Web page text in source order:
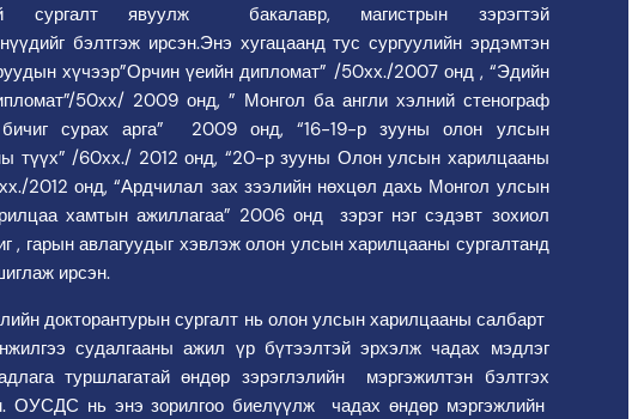
сургалт явуулж бакалавр, магистрын зэрэгтэй
бэлтгэж ирсэн.Энэ хугацаанд тус сургуулийн эрдэмтэн
хүчээр”Орчин үеийн дипломат” /50хх./2007 онд , “Эдийн
50хх/ 2009 онд, ” Монгол ба англи хэлний стенограф
бичиг сурах арга” 2009 онд, “16-19-р зууны олон улсын
түүх” /60хх./ 2012 онд, “20-р зууны Олон улсын харилцааны
2012 онд, “Ардчилал зах зээлийн нөхцөл дахь Монгол улсын
хамтын ажиллагаа” 2006 онд зэрэг нэг сэдэвт зохиол
, гарын авлагуудыг хэвлэж олон улсын харилцааны сургалтанд
ирсэн.
докторантурын сургалт нь олон улсын харилцааны салбарт
судалгааны ажил үр бүтээлтэй эрхэлж чадах мэдлэг
туршлагатай өндөр зэрэглэлийн мэргэжилтэн бэлтгэх
ОУСДС нь энэ зорилгоо биелүүлж чадах өндөр мэргэжлийн